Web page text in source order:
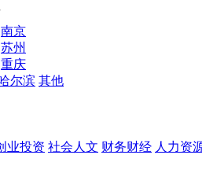
南京
苏州
重庆
尔滨 其他
业投资 社会人文 财务财经 人力资